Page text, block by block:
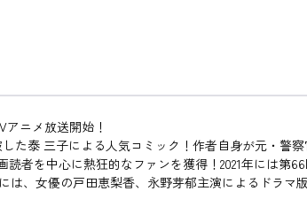
ニメ放送開始！
た泰 三子による人気コミック！作者自身が元・警
者を中心に熱狂的なファンを獲得！2021年には第
、女優の戸田恵梨香、永野芽郁主演によるドラマ